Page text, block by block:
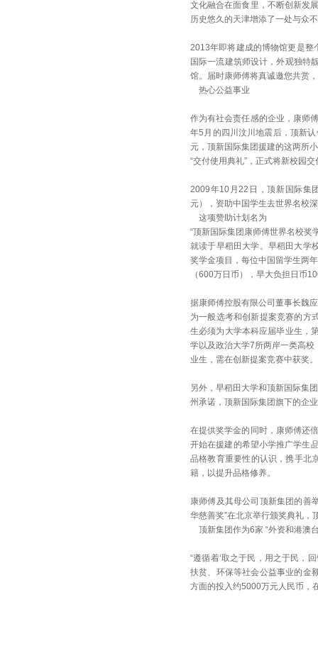
文化融合在面食里，不断创新发
历史悠久的天津增添了一处与众
2013年即将建成的博物馆更是整
国际一流建筑师设计，外观独特
馆。届时康师傅将真诚邀您共赏
热心公益事业
作为有社会责任感的企业，康师
年5月的四川汶川地震后，顶新
元，顶新国际集团援建的这两所
“交付使用典礼”，正式将新校园
2009年10月22日，顶新国际集
元），资助中国学生去世界名校
这项赞助计划名为
“顶新国际集团康师傅世界名校奖
就读于早稻田大学。早稻田大学
奖学金项目，每位中国留学生两
（600万日币），早大负担日币
据康师傅控股有限公司董事长魏
为一般选考和创新提案竞赛的方
生必须为大学本科应届毕业生，
学以及政治大学7所两岸一类高
业生，需在创新提案竞赛中获奖。
另外，早稻田大学和顶新国际集
州承诺，顶新国际集团旗下的企
在提供奖学金的同时，康师傅还
开始在援建的希望小学推广学生
品格教育重要性的认识，携手北
籍，以提升品格修养。
康师傅及其母公司顶新集团的
华慈善奖”在北京举行颁奖典礼，
顶新集团作为6家 “外资和港澳
“遵循着‘取之于民，用之于民，
扶贫、环保等社会公益事业的金
方面的投入约5000万元人民币，